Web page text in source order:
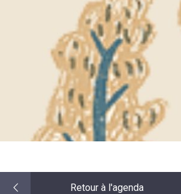
SUZE
AU
DÉBUT
DU
20ÈME
SIÈCLE
Retour à l'agenda